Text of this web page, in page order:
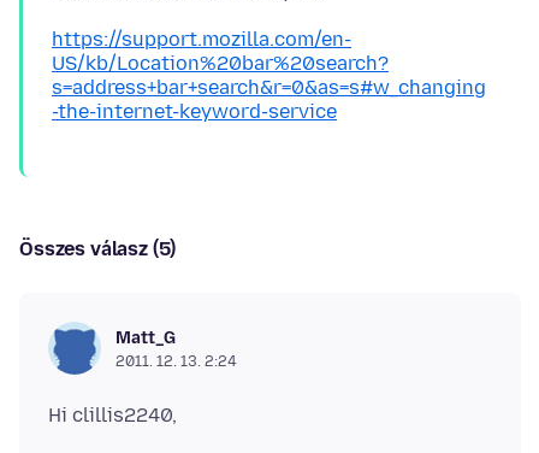
https://support.mozilla.com/en-
US/kb/Location%20bar%20search?
s=address+bar+search&r=0&as=s#w_changing
-the-internet-keyword-service
Összes válasz (5)
Matt_G
2011. 12. 13. 2:24